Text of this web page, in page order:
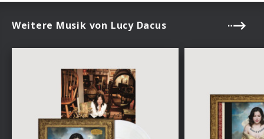
Weitere Musik von Lucy Dacus